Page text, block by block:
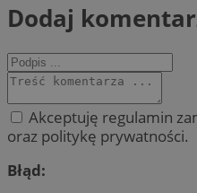
Dodaj
Akceptuję regulamin
oraz politykę prywatności.
Błąd: